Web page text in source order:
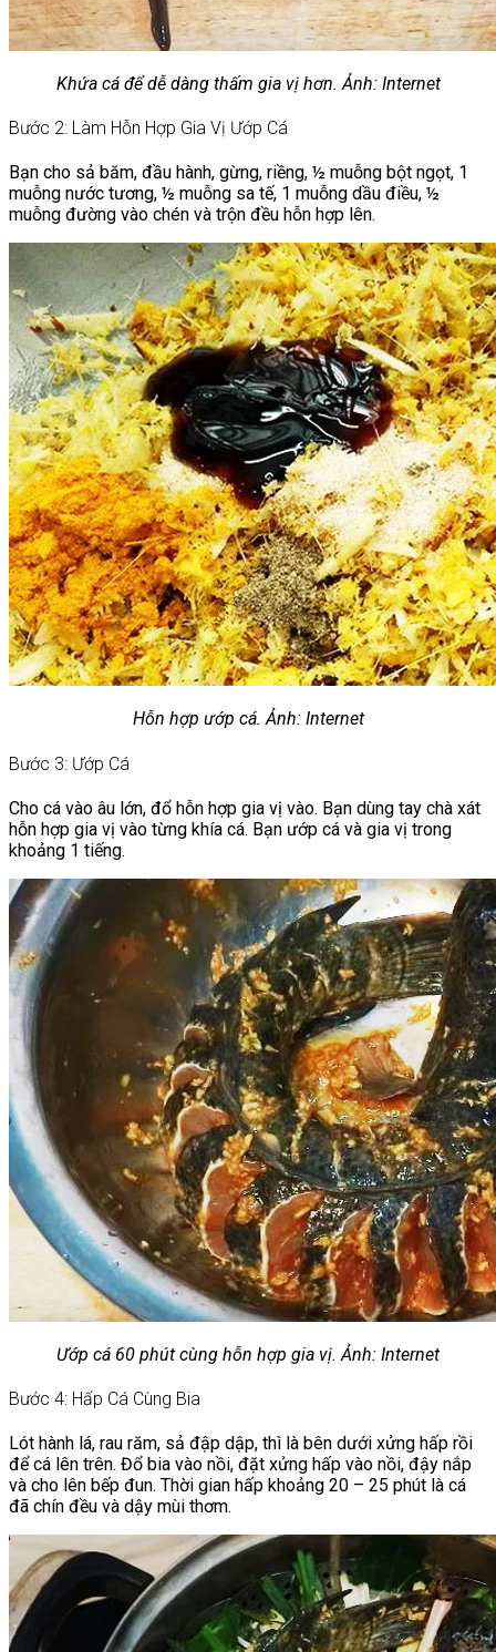
Khứa cá để dễ dàng thấm gia vị hơn. Ảnh: Internet
Bước 2: Làm Hỗn Hợp Gia Vị Ướp Cá
Bạn cho sả băm, đầu hành, gừng, riềng, ½ muỗng bột ngọt, 1
muỗng nước tương, ½ muỗng sa tế, 1 muỗng dầu điều, ½
muỗng đường vào chén và trộn đều hỗn hợp lên.
Hỗn hợp ướp cá. Ảnh: Internet
Bước 3: Ướp Cá
Cho cá vào âu lớn, đổ hỗn hợp gia vị vào. Bạn dùng tay chà xát
hỗn hợp gia vị vào từng khía cá. Bạn ướp cá và gia vị trong
khoảng 1 tiếng.
Ướp cá 60 phút cùng hỗn hợp gia vị. Ảnh: Internet
Bước 4: Hấp Cá Cùng Bia
Lót hành lá, rau răm, sả đập dập, thì là bên dưới xửng hấp rồi
để cá lên trên. Đổ bia vào nồi, đặt xửng hấp vào nồi, đậy nắp
và cho lên bếp đun. Thời gian hấp khoảng 20 – 25 phút là cá
đã chín đều và dậy mùi thơm.